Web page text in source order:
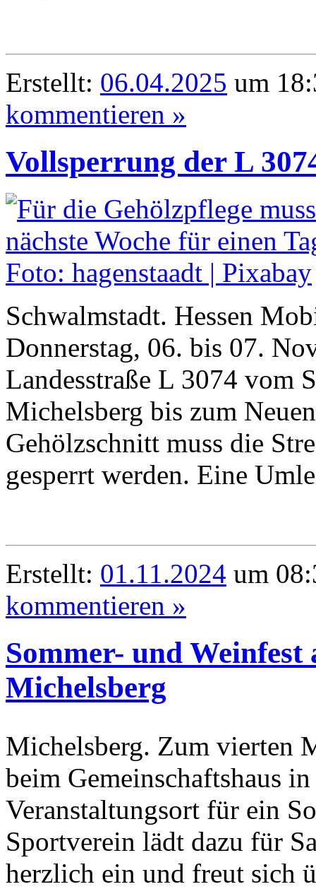
Erstellt: 06.04.2025 um
kommentieren »
Vollsperrung der L
Schwalmstadt. Hessen
Donnerstag, 06. bis 07.
Landesstraße L 3074 vom
Michelsberg bis zum
Gehölzschnitt muss die
gesperrt werden. Eine
Erstellt: 01.11.2024 um
kommentieren »
Sommer- und Weinfest
Michelsberg
Michelsberg. Zum vierten
beim Gemeinschaftshaus
Veranstaltungsort für ein
Sportverein lädt dazu für
herzlich ein und freut sich